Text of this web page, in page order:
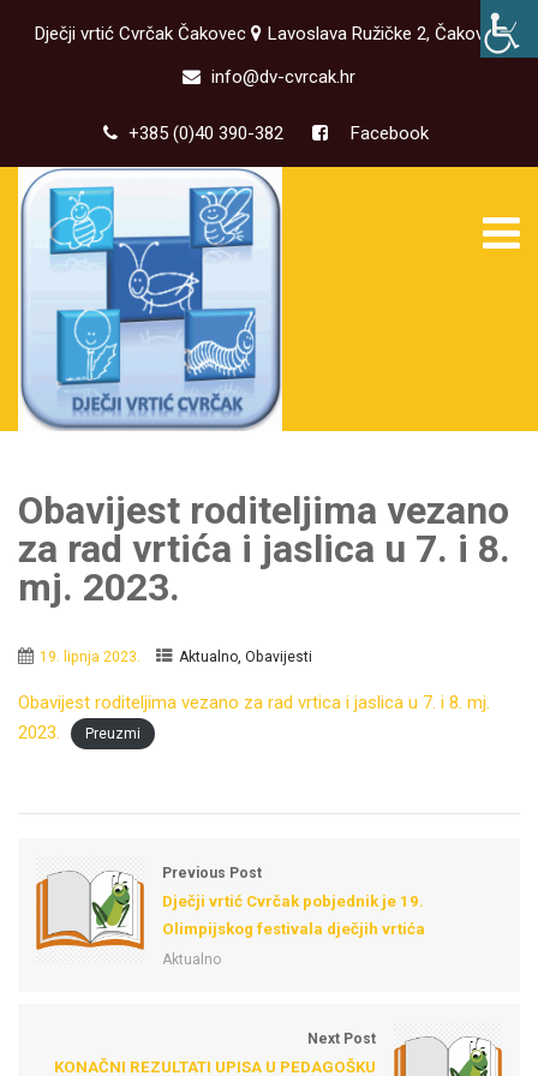
Dječji vrtić Cvrčak Čakovec
Lavoslava Ružičke 2, Čakovec
info@dv-cvrcak.hr
+385 (0)40 390-382 Facebook
Obavijest roditeljima vezano
za rad vrtića i jaslica u 7. i 8.
mj. 2023.
19. lipnja 2023. Aktualno Obavijesti
Obavijest roditeljima vezano za rad vrtica i jaslica u 7. i 8. mj.
2023.
Preuzmi
Previous Post
Dječji vrtić Cvrčak pobjednik je 19.
Olimpijskog festivala dječjih vrtića
Aktualno
Next Post
KONAČNI REZULTATI UPISA U PEDAGOŠKU